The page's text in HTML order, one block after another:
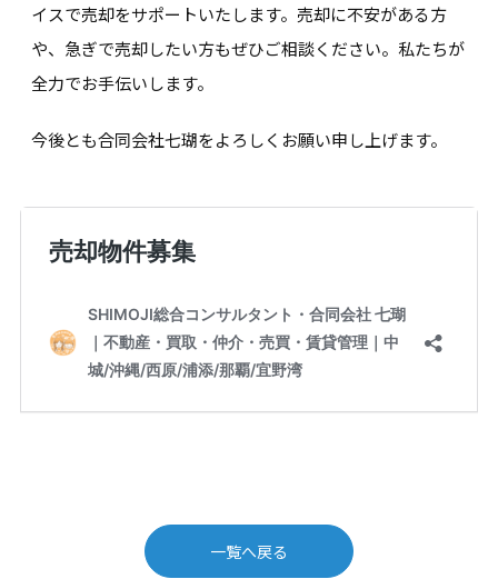
イスで売却をサポートいたします。売却に不安がある方
や、急ぎで売却したい方もぜひご相談ください。私たちが
全力でお手伝いします。
今後とも合同会社七瑚をよろしくお願い申し上げます。
一覧へ戻る